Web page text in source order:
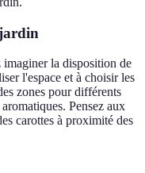
la disposition de
l'espace et à choisir les
zones pour différents
Pensez aux
carottes à proximité des